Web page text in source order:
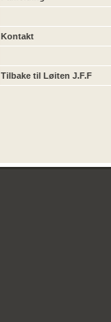
Kontakt
Tilbake til Løiten J.F.F